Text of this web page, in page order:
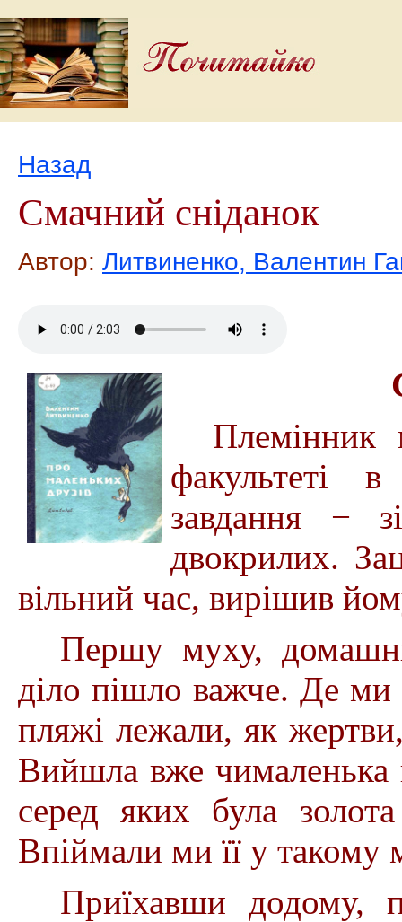
Назад
Смачний сніданок
Автор: Литвиненко, Валентин
Племінник
факультеті
завдання −
двокрилих.
вільний час, вирішив
Першу муху,
діло пішло важче. Де ми
пляжі лежали, як
Вийшла вже чималенька
серед яких була
Впіймали ми її у такому
Приїхавши додому,